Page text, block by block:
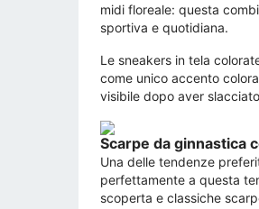
midi floreale: questa
sportiva e quotidiana.
Le sneakers in tela
come unico accento
visibile dopo aver
Scarpe da ginnastica
Una delle tendenze
perfettamente a questa
scoperta e classiche